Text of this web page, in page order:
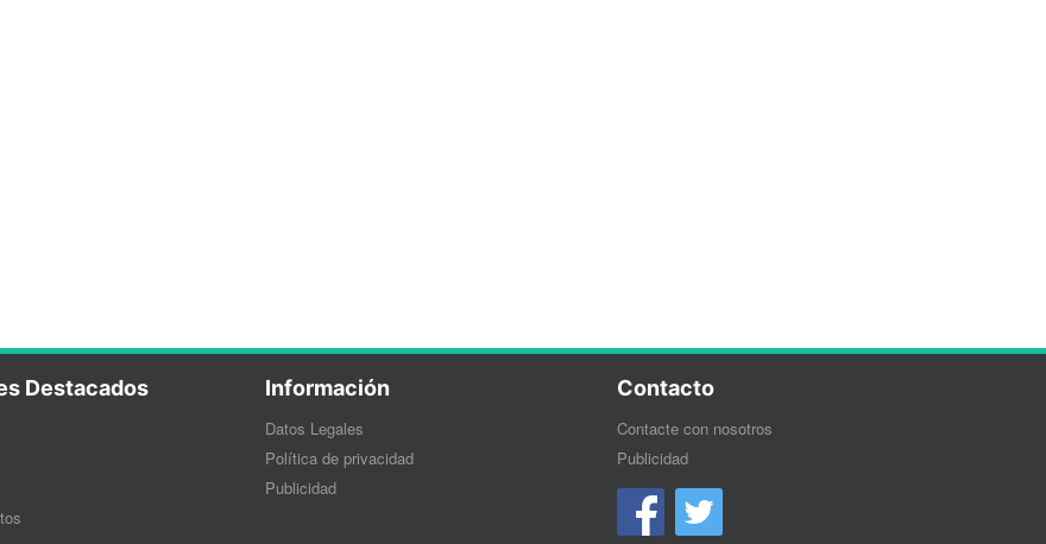
Destacados Información
Datos Legales
Política de privacidad
Publicidad
Contacto
Contacte con nosotros
Publicidad